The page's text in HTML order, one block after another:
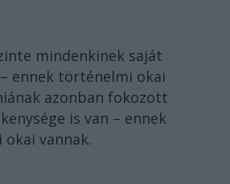
mindenkinek saját
ennek történelmi okai
azonban fokozott
is van – ennek
vannak.